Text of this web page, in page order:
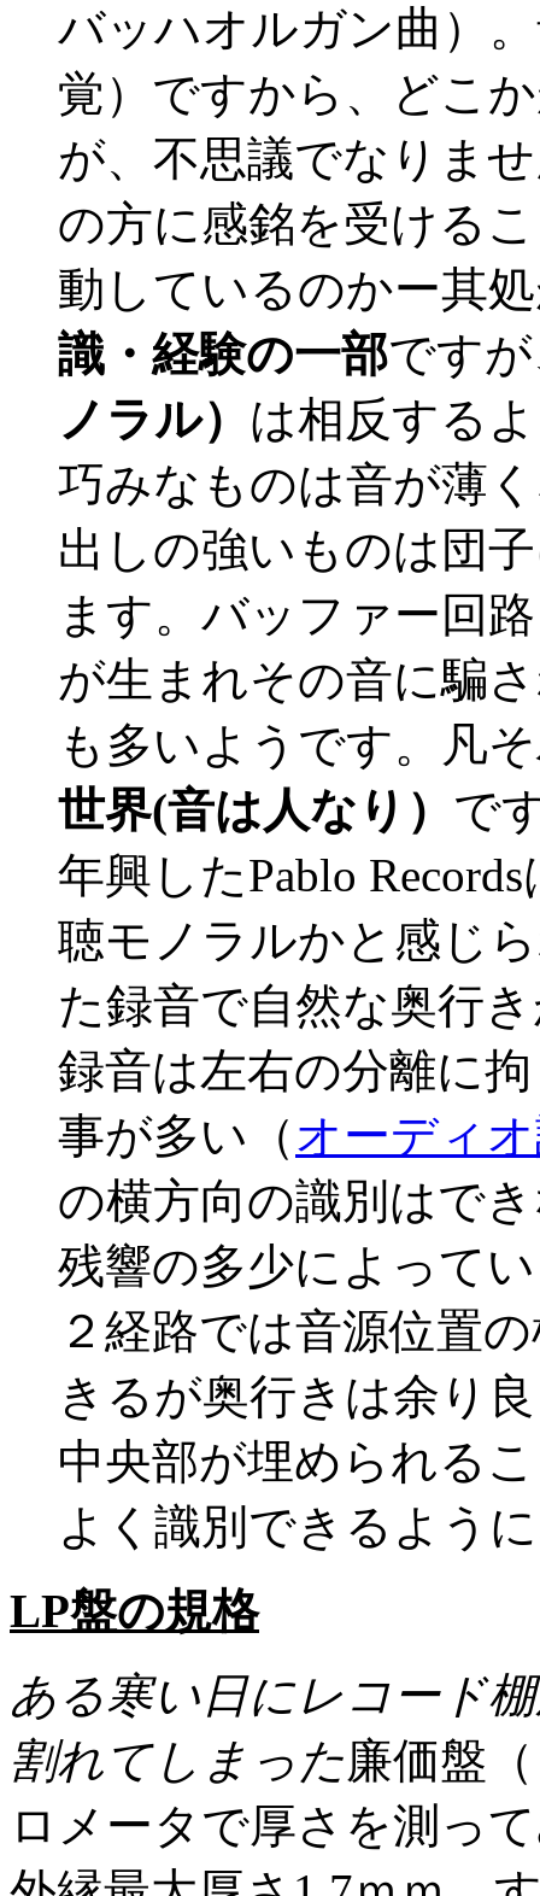
バッハオルガン曲）
覚）ですから、どこ
が、不思議でなりま
の方に感銘を受ける
動しているのかー其
識・経験の一部です
ノラル） は相反する
巧みなものは音が薄
出しの強いものは団
ます。バッファー回
が生まれその音に騙
も多いようです。凡
世界(音は人なり） で
年興したPablo
聴モノラルかと感じ
た録音で自然な奥行
録音は左右の分離に
事が多い（オーディ
の横方向の識別はで
残響の多少によって
２経路では音源位置
きるが奥行きは余り
中央部が埋められる
よく識別できるよう
LP盤の規格
ある寒い日にレコード
割れてしまった廉価盤
ロメータで厚さを測っ